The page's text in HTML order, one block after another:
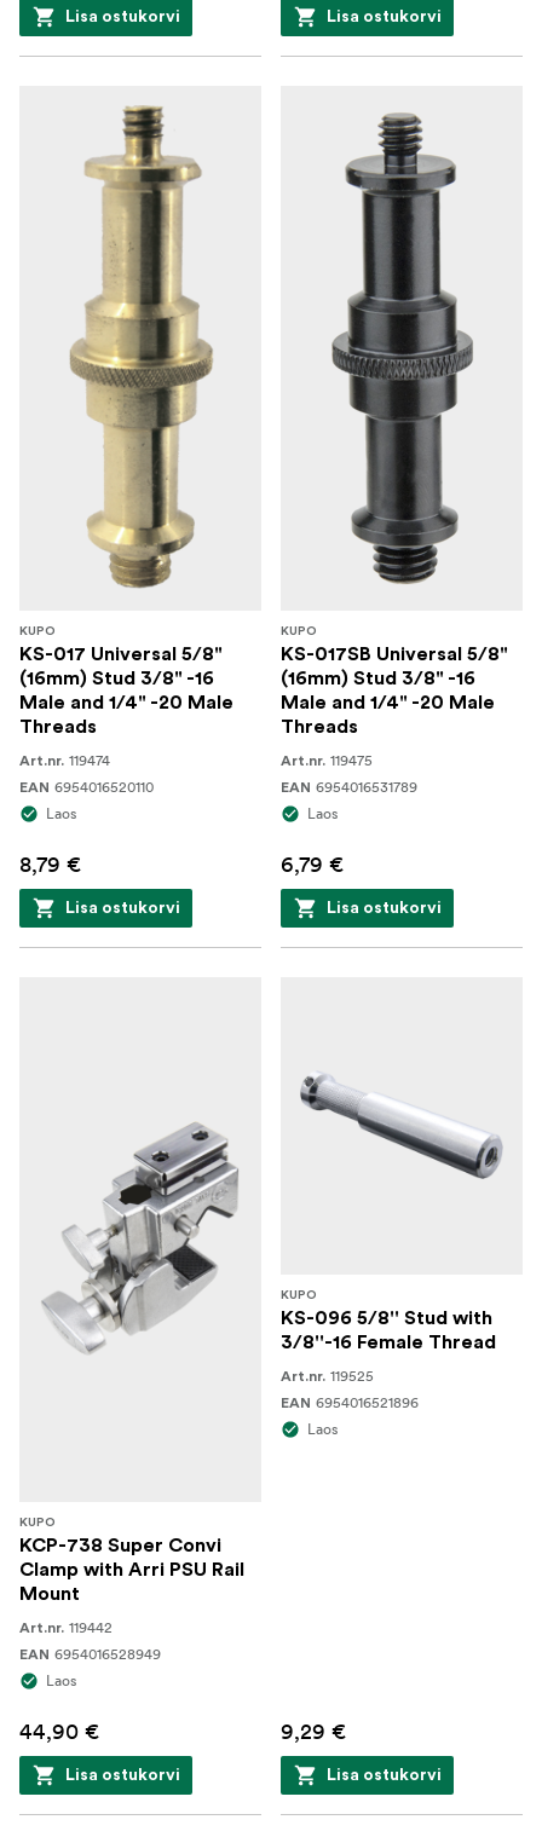
Lisa ostukorvi Lisa ostukorvi
KUPO
KS-017 Universal 5/8"
(16mm) Stud 3/8" -16
Male and 1/4" -20 Male
Threads
Art.nr. 119474
EAN 6954016520110
Laos
8,79 €
Lisa ostukorvi
KUPO
KS-017SB Universal 5/8"
(16mm) Stud 3/8" -16
Male and 1/4" -20 Male
Threads
Art.nr. 119475
EAN 6954016531789
Laos
6,79 €
Lisa ostukorvi
KUPO
KCP-738 Super Convi
Clamp with Arri PSU Rail
Mount
Art.nr. 119442
EAN 6954016528949
Laos
44,90 €
Lisa ostukorvi
KUPO
KS-096 5/8'' Stud with
3/8''-16 Female Thread
Art.nr. 119525
EAN 6954016521896
Laos
9,29 €
Lisa ostukorvi